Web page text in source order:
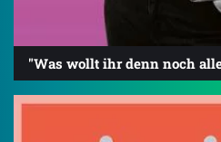
"Was wollt ihr denn noch